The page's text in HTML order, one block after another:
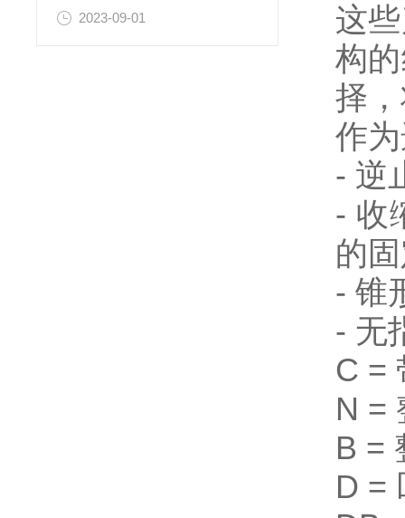
2023-09-01
这
构
择
作
- 逆
- 收
的
- 锥
- 无
C =
N =
B =
D =